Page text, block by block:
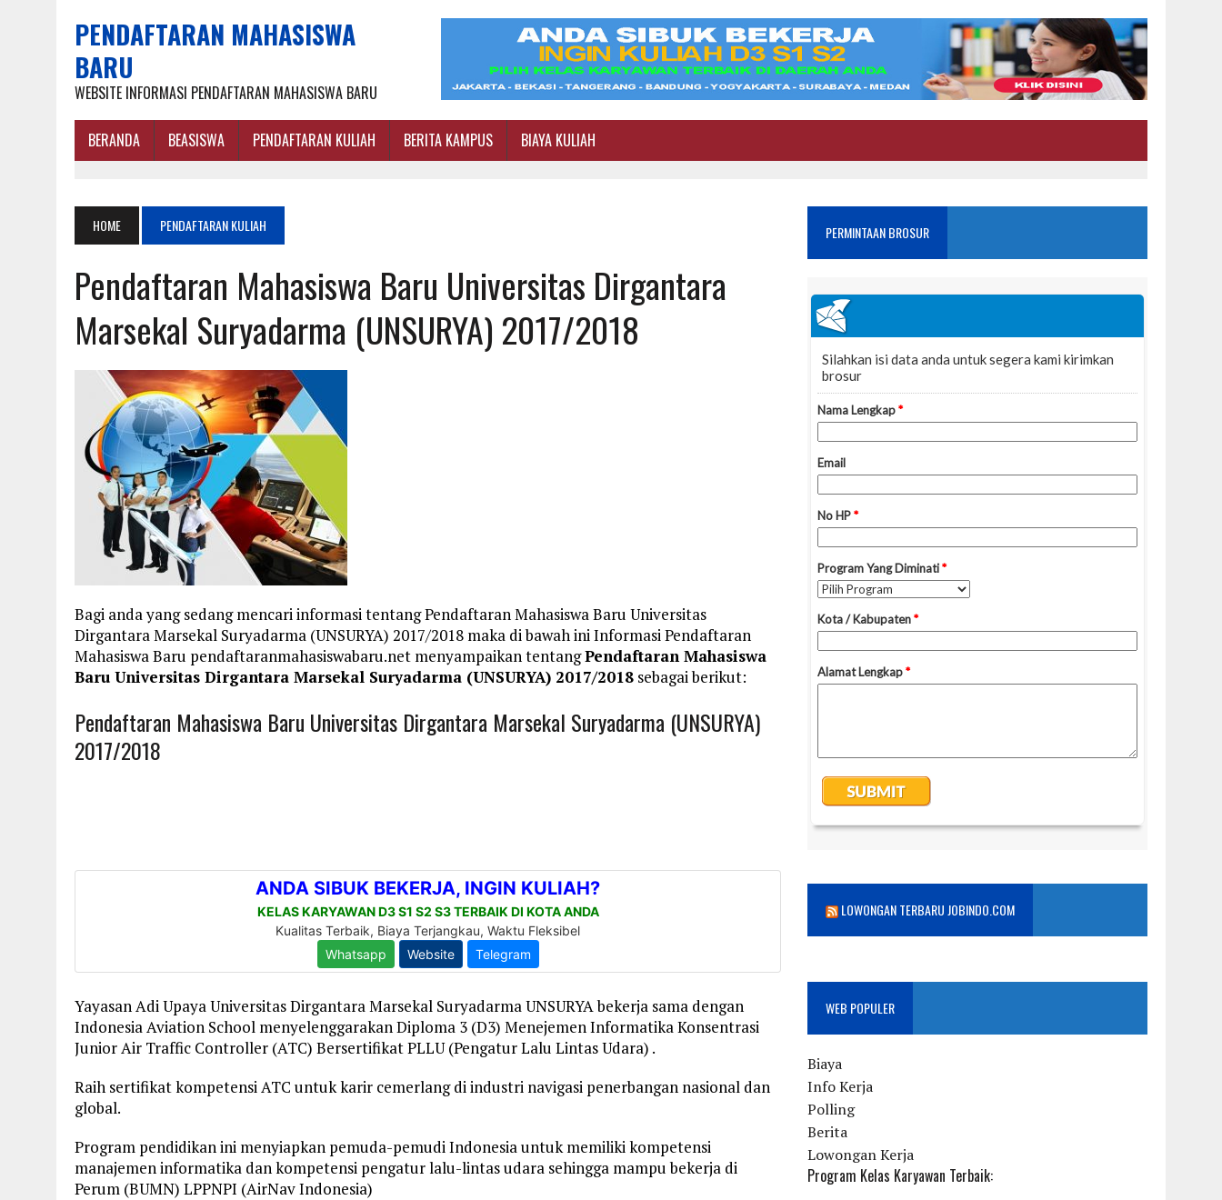
PENDAFTARAN MAHASISWA
BARU
WEBSITE INFORMASI PENDAFTARAN MAHASISWA BARU
BERANDA BEASISWA PENDAFTARAN KULIAH BERITA KAMPUS BIAYA KULIAH
HOME PENDAFTARAN KULIAH
Pendaftaran Mahasiswa Baru Universitas Dirgantara
Marsekal Suryadarma (UNSURYA) 2017/2018
Bagi anda yang sedang mencari informasi tentang Pendaftaran Mahasiswa Baru Universitas
Dirgantara Marsekal Suryadarma (UNSURYA) 2017/2018 maka di bawah ini Informasi Pendaftaran
Mahasiswa Baru pendaftaranmahasiswabaru.net menyampaikan tentangPendaftaran Mahasiswa
Baru Universitas Dirgantara Marsekal Suryadarma (UNSURYA) 2017/2018 sebagai berikut:
Pendaftaran Mahasiswa Baru Universitas Dirgantara Marsekal Suryadarma (UNSURYA)
2017/2018
Yayasan Adi Upaya Universitas Dirgantara Marsekal Suryadarma UNSURYA bekerja sama dengan
Indonesia Aviation School menyelenggarakan Diploma 3 (D3) Menejemen Informatika Konsentrasi
Junior Air Traffic Controller (ATC) Bersertifikat PLLU (Pengatur Lalu Lintas Udara) .
Raih sertifikat kompetensi ATC untuk karir cemerlang di industri navigasi penerbangan nasional dan
global.
Program pendidikan ini menyiapkan pemuda-pemudi Indonesia untuk memiliki kompetensi
manajemen informatika dan kompetensi pengatur lalu-lintas udara sehingga mampu bekerja di
Perum (BUMN) LPPNPI (AirNav Indonesia)
PERMINTAAN BROSUR
LOWONGAN TERBARU JOBINDO.COM
WEB POPULER
Biaya
Info Kerja
Polling
Berita
Lowongan Kerja
Program Kelas Karyawan Terbaik: